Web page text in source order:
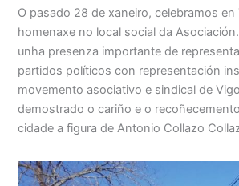
O pasado 28 de xaneiro, celebramos en
homenaxe no local social da
unha presenza importante de
partidos políticos con representación
movemento asociativo e sindical de
demostrado o cariño e o
cidade a figura de Antonio Collazo